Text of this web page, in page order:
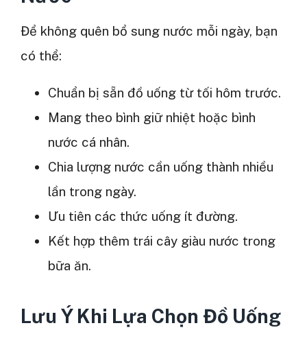
Để không quên bổ sung nước mỗi ngày, bạn
có thể:
Chuẩn bị sẵn đồ uống từ tối hôm trước.
Mang theo bình giữ nhiệt hoặc bình
nước cá nhân.
Chia lượng nước cần uống thành nhiều
lần trong ngày.
Ưu tiên các thức uống ít đường.
Kết hợp thêm trái cây giàu nước trong
bữa ăn.
Lưu Ý Khi Lựa Chọn Đồ Uống